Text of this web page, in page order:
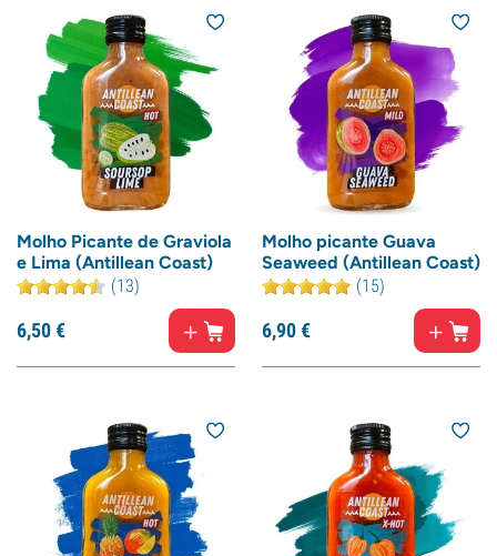
Molho Picante de Graviola
e Lima (Antillean Coast)
(13)
6,50€
Molho picante Guava
Seaweed (Antillean Coast)
(15)
6,90€